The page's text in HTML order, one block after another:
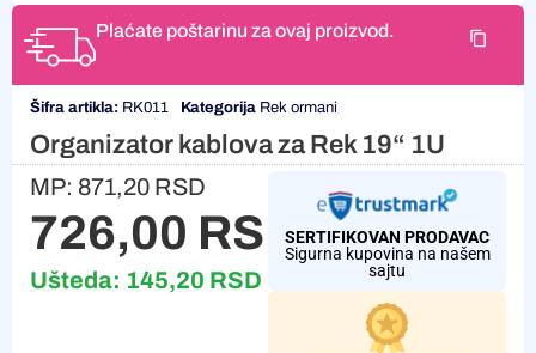
Plaćate poštarinu za ovaj proizvod.
Šifra artikla: RK011 Kategorija Rek ormani
Organizator kablova za Rek 19“ 1U
MP: 871,20 RSD
726,00 RSD
Ušteda: 145,20 RSD
SERTIFIKOVAN PRODAVAC
Sigurna kupovina na našem
sajtu